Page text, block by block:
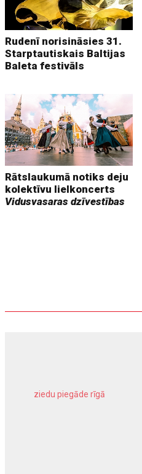
Rudenī norisināsies 31.
Starptautiskais Baltijas
Baleta festivāls
Rātslaukumā notiks deju
kolektīvu lielkoncerts
Vidusvasaras dzīvestības
ziedu piegāde rīgā